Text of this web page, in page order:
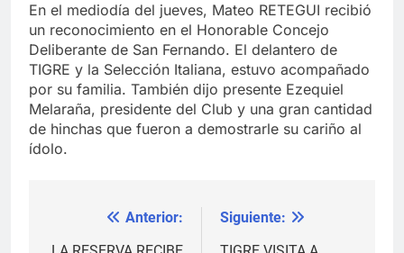
En el mediodía del jueves, Mateo RETEGUI recibió
un reconocimiento en el Honorable Concejo
Deliberante de San Fernando. El delantero de
TIGRE y la Selección Italiana, estuvo acompañado
por su familia. También dijo presente Ezequiel
Melaraña, presidente del Club y una gran cantidad
de hinchas que fueron a demostrarle su cariño al
ídolo.
Navegación
Anterior:
Siguiente: